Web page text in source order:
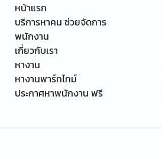
หน้าแรก
บริการหาคน ช่วยจัดการ
พนักงาน
เกี่ยวกับเรา
หางาน
หางานพาร์ทไทม์
ประกาศหาพนักงาน ฟรี